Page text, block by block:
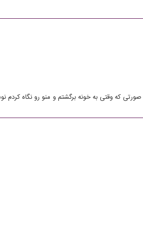
دسترسی نداشتم یک اب انبه سفارش دادم ۱۷۰هزار تومن در صورتی که وقتی به خونه برگشتم و منو رو